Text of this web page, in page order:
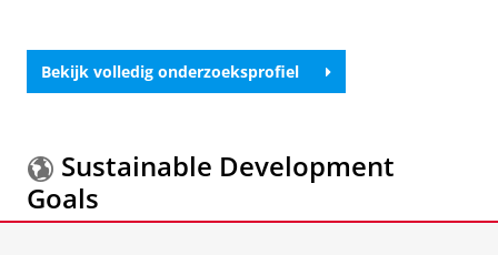
Bekijk volledig onderzoeksprofiel
Sustainable Development
Goals